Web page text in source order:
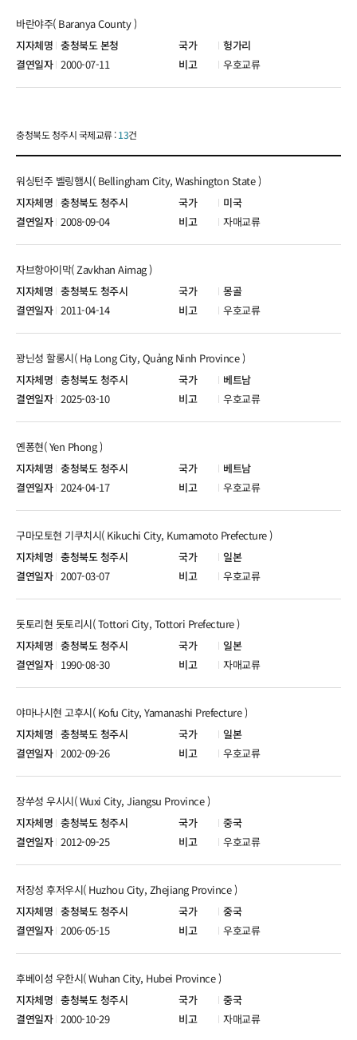
충청북도 본청 헝가리
바란야주( Baranya County )
2000-07-11 우호교류
충청북도 청주시 국제교류 :13건
충청북도 청주시 미국
워싱턴주 벨링햄시( Bellingham City, Washington State )
2008-09-04 자매교류
충청북도 청주시 몽골
자브항아이막( Zavkhan Aimag )
2011-04-14 우호교류
충청북도 청주시 베트남
꽝닌성 할롱시( Hạ Long City, Quảng Ninh Province )
2025-03-10 우호교류
충청북도 청주시 베트남
옌퐁현( Yen Phong )
2024-04-17 우호교류
충청북도 청주시 일본
구마모토현 기쿠치시( Kikuchi City, Kumamoto Prefecture )
2007-03-07 우호교류
충청북도 청주시 일본
돗토리현 돗토리시( Tottori City, Tottori Prefecture )
1990-08-30 자매교류
충청북도 청주시 일본
야마나시현 고후시( Kofu City, Yamanashi Prefecture )
2002-09-26 우호교류
충청북도 청주시 중국
장쑤성 우시시( Wuxi City, Jiangsu Province )
2012-09-25 우호교류
충청북도 청주시 중국
저장성 후저우시( Huzhou City, Zhejiang Province )
2006-05-15 우호교류
충청북도 청주시 중국
후베이성 우한시( Wuhan City, Hubei Province )
2000-10-29 자매교류